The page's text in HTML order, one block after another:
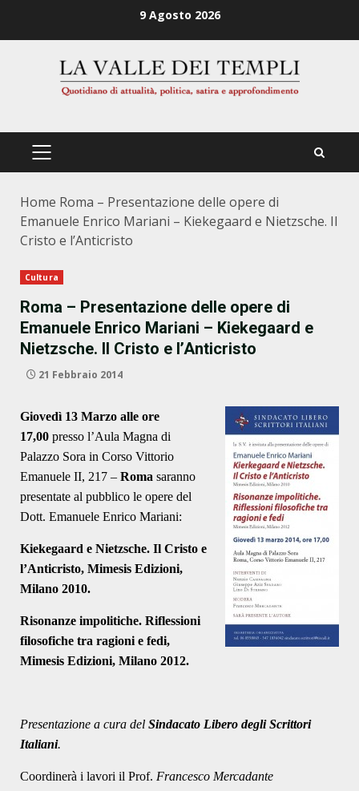
9 Agosto 2026
PRIMÄRES
Home Roma – Presentazione delle opere di
Emanuele Enrico Mariani – Kiekegaard e Nietzsche. Il
Cristo e l’Anticristo
Cultura
Roma – Presentazione delle opere di
Emanuele Enrico Mariani – Kiekegaard e
Nietzsche. Il Cristo e l’Anticristo
21 Febbraio 2014
Giovedì 13 Marzo alle ore
17,00 presso l’Aula Magna di
Palazzo Sora in Corso Vittorio
Emanuele II, 217 – Roma saranno
presentate al pubblico le opere del
Dott. Emanuele Enrico Mariani:
Kiekegaard e Nietzsche. Il Cristo e
l’Anticristo, Mimesis Edizioni,
Milano 2010.
Risonanze impolitiche. Riflessioni
filosofiche tra ragioni e fedi,
Mimesis Edizioni, Milano 2012.
Presentazione a cura del Sindacato Libero degli Scrittori
Italiani.
Coordinerà i lavori il Prof. Francesco Mercadante